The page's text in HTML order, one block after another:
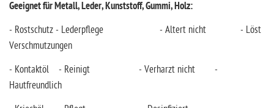
Geeignet für Metall, Leder, Kunststoff, Gummi, Holz:
- Rostschutz - Lederpflege - Altert nicht - Löst
Verschmutzungen
- Kontaktöl - Reinigt - Verharzt nicht -
Hautfreundlich